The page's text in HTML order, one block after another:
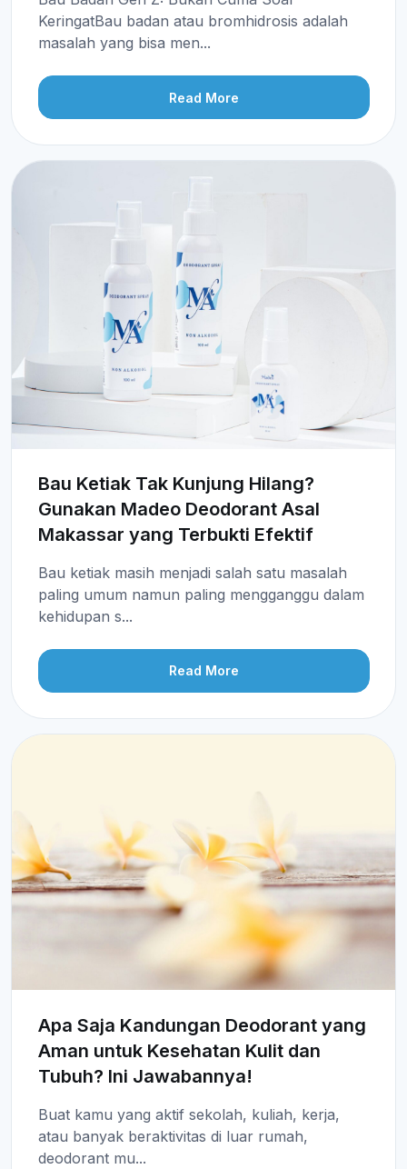
KeringatBau badan atau bromhidrosis adalah
masalah yang bisa men...
Read More
Bau Ketiak Tak Kunjung Hilang?
Gunakan Madeo Deodorant Asal
Makassar yang Terbukti Efektif
Bau ketiak masih menjadi salah satu masalah
paling umum namun paling mengganggu dalam
kehidupan s...
Read More
Apa Saja Kandungan Deodorant yang
Aman untuk Kesehatan Kulit dan
Tubuh? Ini Jawabannya!
Buat kamu yang aktif sekolah, kuliah, kerja,
atau banyak beraktivitas di luar rumah,
deodorant mu...